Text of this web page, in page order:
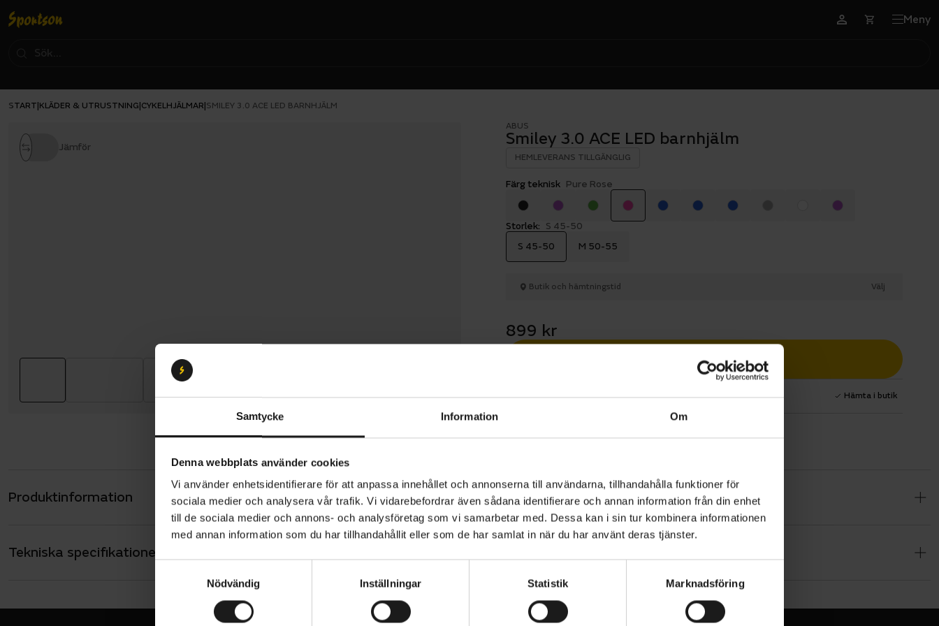
Samtycke Information Om
Denna webbplats använder cookies
Vi använder enhetsidentifierare för att anpassa innehållet och annonserna till användarna, tillhandahålla funktioner för
sociala medier och analysera vår trafik. Vi vidarebefordrar även sådana identifierare och annan information från din enhet
till de sociala medier och annons- och analysföretag som vi samarbetar med. Dessa kan i sin tur kombinera informationen
med annan information som du har tillhandahållit eller som de har samlat in när du har använt deras tjänster.
Nödvändig Inställningar Statistik Marknadsföring
Meny
START KLÄDER & UTRUSTNING CYKELHJÄLMAR SMILEY 3.0 ACE LED BARNHJÄLM
Jämför
ABUS
Smiley 3.0 ACE LED barnhjälm
HEMLEVERANS TILLGÄNGLIG
Färg teknisk Pure Rose
Storlek: S 45-50
S 45-50
M 50-55
Butik och hämtningstid Välj
899 kr
Lägg i varukorg
1 års öppet köp 1 års fri service Hämta i butik
Produktinformation
Abus Smiley 3.0 ACE LED är en praktisk barnhjälm med uppladdningsbar
belysning. Den djupa passformen och den skärmliknande framkanten skyddar
barnets huvud ytterligare. Hjälmen kan enkelt anpassas till huvudets omkrets
med justeringssystemet – både i bredd och höjd. Det går även att skapa plats
för en hästsvans eftersom inställningsratten inte trycker på hästsvansen.
Användningskomforten ökas också av ett tjockt hakskydd. ACE LED-versionen
har dessutom en baklampa som enkelt kan laddas via USB. Baklampan ökar
Tekniska specifikationer
ANVÄNDARE
Barn
ANVÄNDNINGSOMRÅDE
Barn och junior
HJÄLM - TYP
Barn och junior